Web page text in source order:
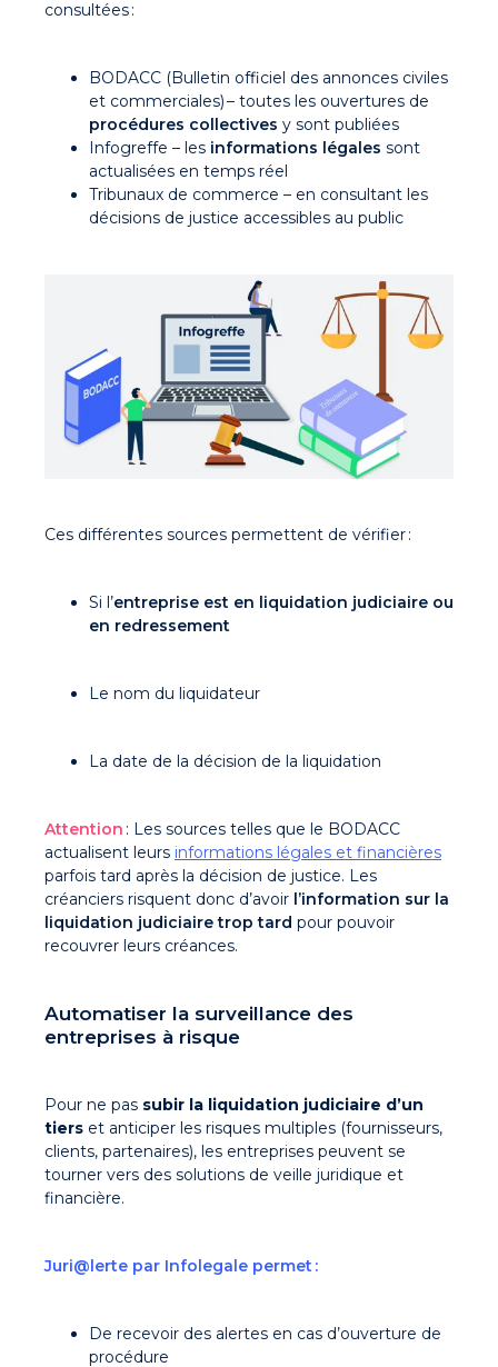
consultées :
BODACC (Bulletin officiel des annonces civiles
et commerciales) – toutes les ouvertures de
procédures collectives y sont publiées
Infogreffe – les informations légales sont
actualisées en temps réel
Tribunaux de commerce – en consultant les
décisions de justice accessibles au public
Ces différentes sources permettent de vérifier :
Si l’entreprise est en liquidation judiciaire ou
en redressement
Le nom du liquidateur
La date de la décision de la liquidation
Attention : Les sources telles que le BODACC
actualisent leurs informations légales et financières
parfois tard après la décision de justice. Les
créanciers risquent donc d’avoir l’information sur la
liquidation judiciaire trop tard pour pouvoir
recouvrer leurs créances.
Automatiser la surveillance des
entreprises à risque
Pour ne pas subir la liquidation judiciaire d’un
tiers et anticiper les risques multiples (fournisseurs,
clients, partenaires), les entreprises peuvent se
tourner vers des solutions de veille juridique et
financière.
Juri@lerte par Infolegale permet :
De recevoir des alertes en cas d’ouverture de
procédure